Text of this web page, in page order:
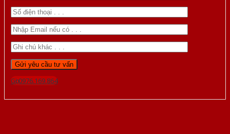
Gọi 0976.169.864